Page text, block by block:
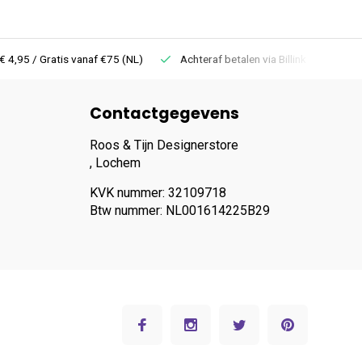
vanaf €75 (NL) Achteraf betalen via Billink
Contactgegevens
Roos & Tijn Designerstore
, Lochem
KVK nummer: 32109718
Btw nummer: NL001614225B29